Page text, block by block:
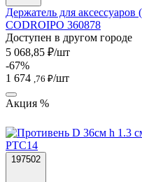
Держатель для
CODROIPO 360878
Доступен в другом городе
5 068,85 ₽/шт
-67%
1 674 ,76 ₽/шт
Акция %
197502